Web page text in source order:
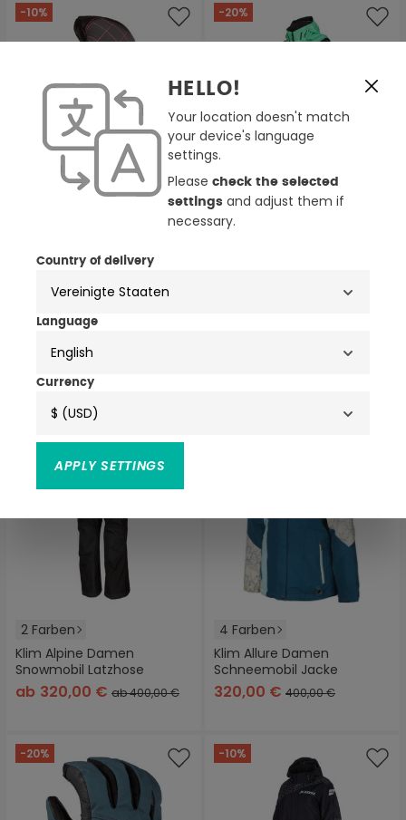
-10%
2 Farben
Klim Allure 2022 Damen
Snowmobil Fäustlinge
116,87 €130,00 €
-20%
Teiler Snowmobil Kombi
BIS ZU -20%
2 Farben
Klim Alpine Damen
Snowmobil Latzhose
ab 320,00 € ab 400,00 €
4 Farben
Klim Allure Damen
Schneemobil Jacke
320,00 € 400,00 €
-20% -10%
HELLO!
Your location doesn't match
your device's language
settings.
Please check the selected
settings and adjust them if
necessary.
Country of delivery
Language
English
Currency
$ (USD)
APPLY SETTINGS